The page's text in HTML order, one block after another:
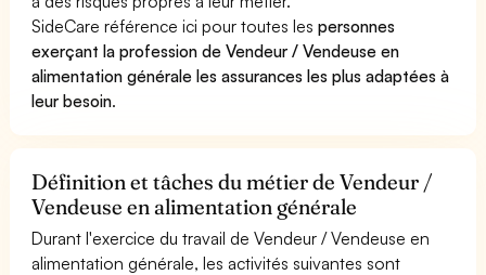
SideCare référence ici pour toutes lespersonnes
exerçant la profession de Vendeur / Vendeuse en
alimentation générale les assurances les plus adaptées à
leur besoin.
Définition et tâches du métier de Vendeur /
Vendeuse en alimentation générale
Durant l'exercice du travail de Vendeur / Vendeuse en
alimentation générale, les activités suivantes sont